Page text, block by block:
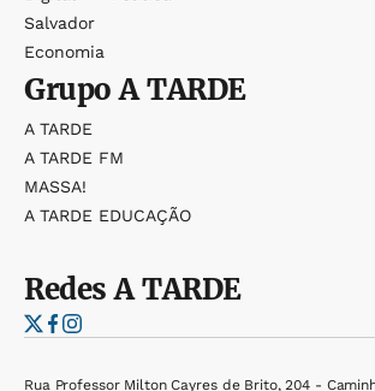
Salvador
Economia
GrupoA TARDE
A TARDE
A TARDE FM
MASSA!
A TARDE EDUCAÇÃO
RedesA TARDE
Rua Professor Milton Cayres de Brito, 204 -